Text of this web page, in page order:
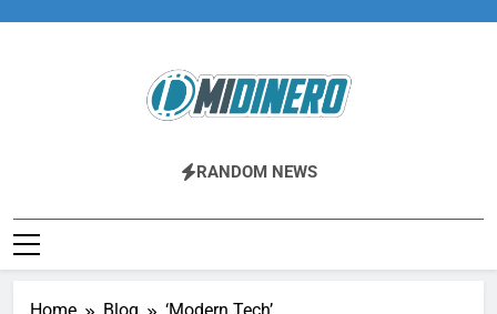
Midinero.co
Fintech, Criptomonedas
RANDOM NEWS